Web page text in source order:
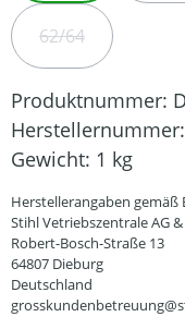
62/64(DIESE OPTION
Produktnummer:
Herstellernummer:
Gewicht: 1 kg
Herstellerangaben gemäß
Stihl Vetriebszentrale AG &
Robert-Bosch-Straße 13
64807 Dieburg
Deutschland